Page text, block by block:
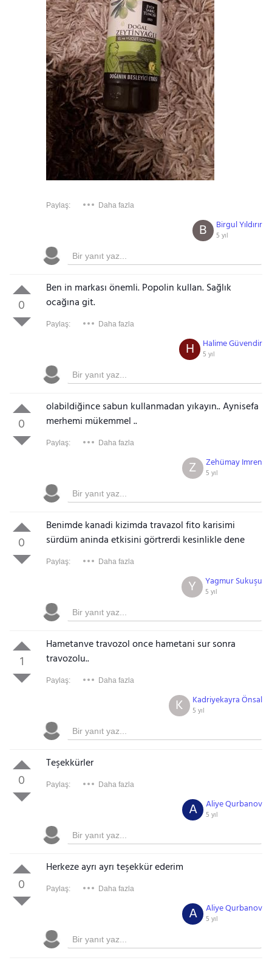
Paylaş: Daha fazla
Birgul Yıldırır
5 yıl
B
0
Ben in markası önemli. Popolin kullan. Sağlık
ocağına git.
Paylaş: Daha fazla
Halime Güvendir
5 yıl
H
0
olabildiğince sabun kullanmadan yıkayın.. Aynisefa
merhemi mükemmel ..
Paylaş: Daha fazla
Zehümay Imren
5 yıl
Z
0
Benimde kanadi kizimda travazol fito karisimi
sürdüm aninda etkisini görtrerdi kesinlikle dene
Paylaş: Daha fazla
Yagmur Sukuşu
5 yıl
Y
1
Hametanve travozol once hametani sur sonra
travozolu..
Paylaş: Daha fazla
Kadriyekayra Önsal
5 yıl
K
0
Teşekkürler
Paylaş: Daha fazla
Aliye Qurbanov
5 yıl
A
0
Herkeze ayrı ayrı teşekkür ederim
Paylaş: Daha fazla
Aliye Qurbanov
5 yıl
A